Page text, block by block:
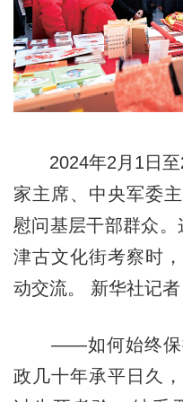
2024年2月1日至2
家主席、中央军委
慰问基层干部群众
津古文化街考察时
动交流。 新华社记
——如何始终保持
政几十年承平日久